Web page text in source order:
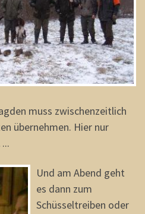
muss zwischenzeitlich
übernehmen. Hier nur
Und am Abend geht
es dann zum
Schüsseltreiben oder